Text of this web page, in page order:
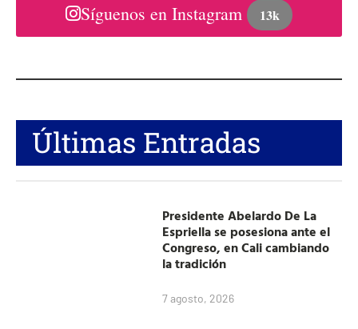
Síguenos en Instagram 13k
Últimas Entradas
Presidente Abelardo De La
Espriella se posesiona ante el
Congreso, en Cali cambiando
la tradición
7 agosto, 2026